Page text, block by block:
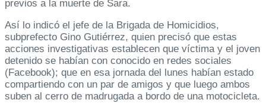
previos a la muerte de Sara.
Así lo indicó el jefe de la Brigada de Homicidios,
subprefecto Gino Gutiérrez, quien precisó que estas
acciones investigativas establecen que víctima y el joven
detenido se habían con conocido en redes sociales
(Facebook); que en esa jornada del lunes habían estado
compartiendo con un par de amigos y que luego ambos
suben al cerro de madrugada a bordo de una motocicleta.